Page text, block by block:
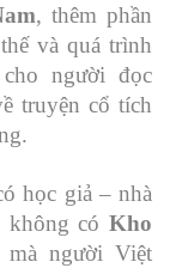
, thêm phần
và quá trình
người đọc
truyện cổ tích
học giả – nhà
có Kho
mà người Việt